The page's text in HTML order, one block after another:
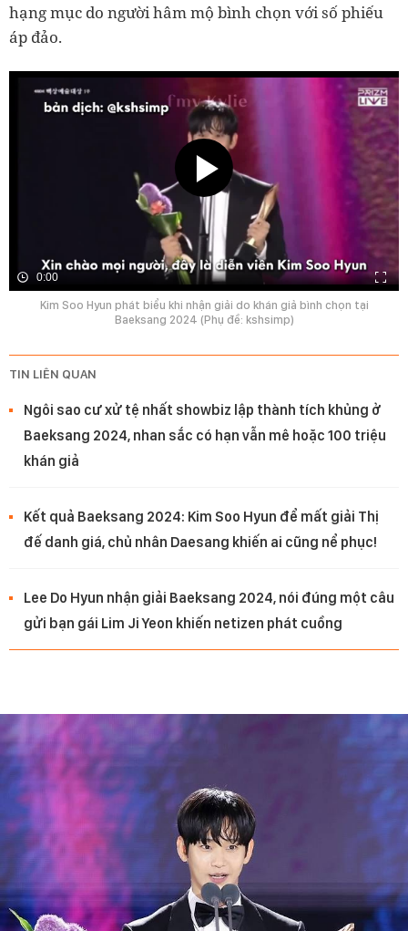
hạng mục do người hâm mộ bình chọn với số phiếu
áp đảo.
0:00
Kim Soo Hyun phát biểu khi nhận giải do khán giả bình chọn tại
Baeksang 2024 (Phụ đề: kshsimp)
TIN LIÊN QUAN
Ngôi sao cư xử tệ nhất showbiz lập thành tích khủng ở
Baeksang 2024, nhan sắc có hạn vẫn mê hoặc 100 triệu
khán giả
Kết quả Baeksang 2024: Kim Soo Hyun để mất giải Thị
đế danh giá, chủ nhân Daesang khiến ai cũng nể phục!
Lee Do Hyun nhận giải Baeksang 2024, nói đúng một câu
gửi bạn gái Lim Ji Yeon khiến netizen phát cuồng